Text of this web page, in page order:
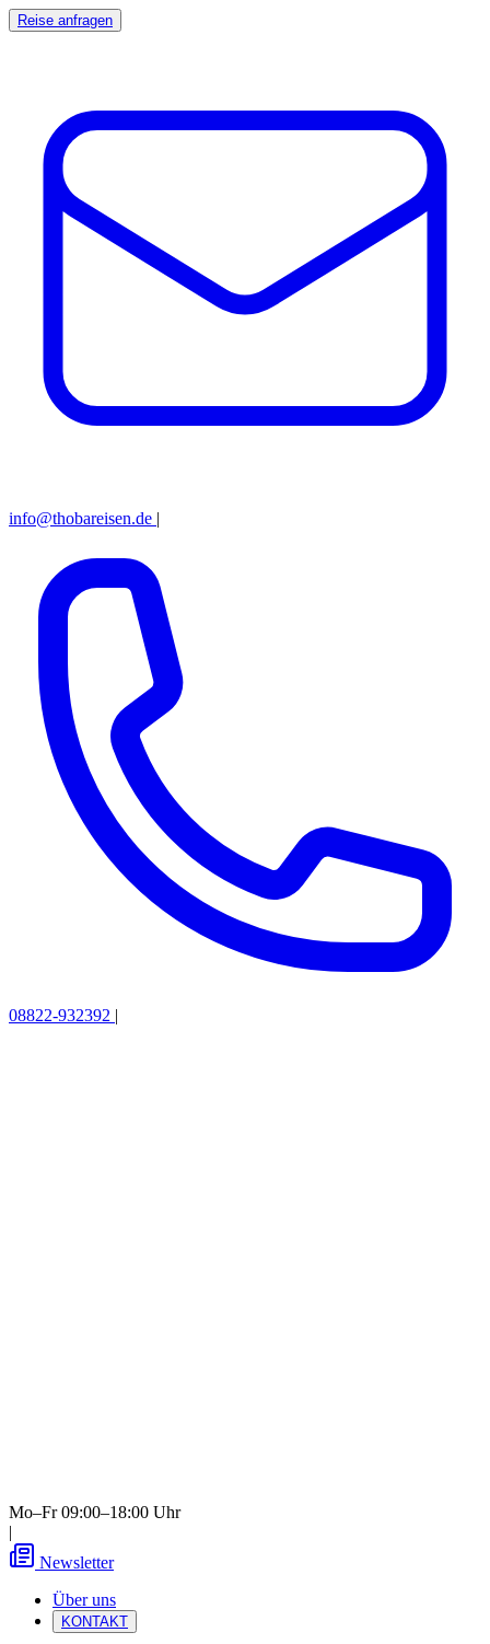
Reise anfragen
info@thobareisen.de |
08822-932392 |
Mo–Fr 09:00–18:00 Uhr
|
Newsletter
Über uns
KONTAKT